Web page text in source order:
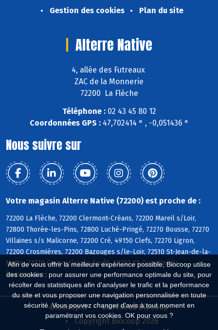
Afin de vous offrir la meilleure expérience possible, Biocoop utilise
des cookies : pour assurer une performance optimale du site, pour
récolter des statistiques afin d'analyser le trafic et la performance
du site et vous proposer une navigation personnalisée en toute
sécurité. Vous pouvez changer d'avis à tout moment en
paramétrant vos cookies. OK pour vous ?
Gestion des cookies
Plan du site
Alterre Native
4, allée des Futreaux
ZAC de la Monnerie
72200 La Flèche
Téléphone :02 43 45 80 12
Coordonnées GPS :47,702414 ° , -0,051436 °
Nous suivre sur
Votre magasin Alterre Native (72200) est proche de :
72200 La Flèche, 72200 Clermont-Créans, 72200 Mareil s/Loir,
72800 Thorée-les-Pins, 72800 Luché-Pringé, 72270 Bousse, 72270
Villaines s/s Malicorne, 72200 Cré, 49150 Clefs, 72270 Ligron,
72200 Crosmières, 72200 Bazouges s/le-Loir, 72510 St-Jean-de-la-
Motte, 72270 Courcelles-la-Forêt, 49150 St-Quentin-lès-
Beaurepaire
Biocoop.fr
Le réseau Biocoop
Copyright Biocoop 2026